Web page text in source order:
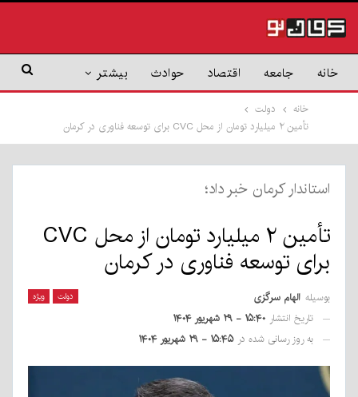
خانه جامعه اقتصاد حوادث بیشتر
خانه
دولت
تأمین ۲ میلیارد تومان از محل CVC برای توسعه فناوری در کرمان
استاندار کرمان خبر داد؛
تأمین ۲ میلیارد تومان از محل CVC
برای توسعه فناوری در کرمان
دولت ویژه بوسیله الهام سرگزی
تاریخ انتشار ۱۵:۴۰ - ۲۹ شهریور ۱۴۰۴
به روز رسانی شده در ۱۵:۴۵ - ۲۹ شهریور ۱۴۰۴